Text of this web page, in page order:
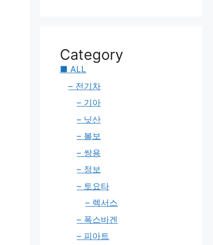
Category
■ ALL
– 전기차
– 기아
– 닛산
– 볼보
– 쌍용
– 정보
– 토요타
– 렉서스
– 폭스바겐
– 피아트